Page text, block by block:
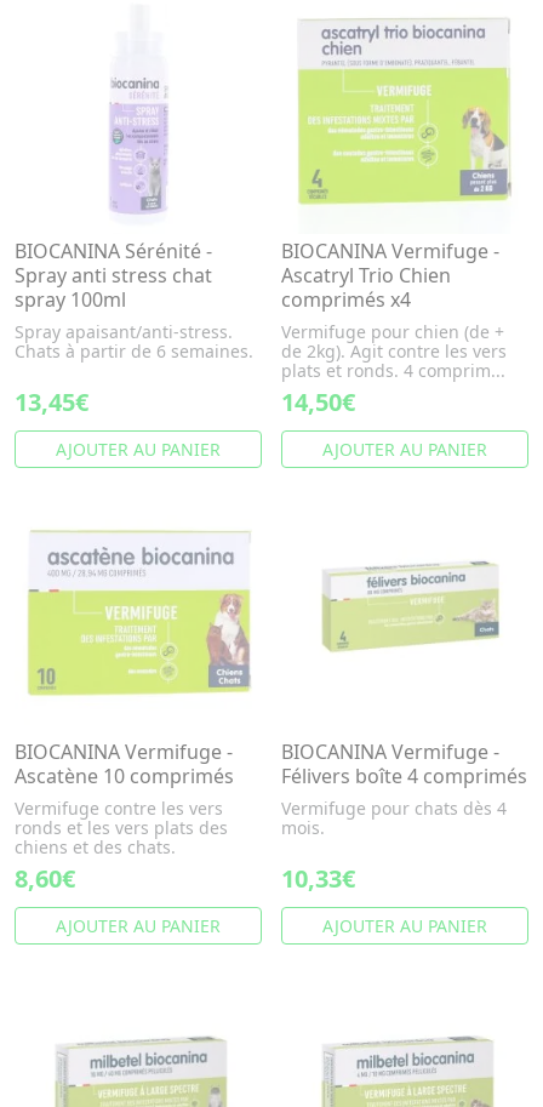
BIOCANINA Sérénité -
Spray anti stress chat
spray 100ml
Spray apaisant/anti-stress.
Chats à partir de 6 semaines.
13,45€
AJOUTER AU PANIER
BIOCANINA Vermifuge -
Ascatryl Trio Chien
comprimés x4
Vermifuge pour chien (de +
de 2kg). Agit contre les vers
plats et ronds. 4 comprim...
14,50€
AJOUTER AU PANIER
BIOCANINA Vermifuge -
Ascatène 10 comprimés
Vermifuge contre les vers
ronds et les vers plats des
chiens et des chats.
8,60€
AJOUTER AU PANIER
BIOCANINA Vermifuge -
Félivers boîte 4 comprimés
Vermifuge pour chats dès 4
mois.
10,33€
AJOUTER AU PANIER